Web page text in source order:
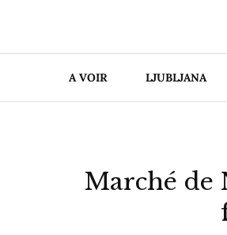
A VOIR LJUBLJANA
Marché de